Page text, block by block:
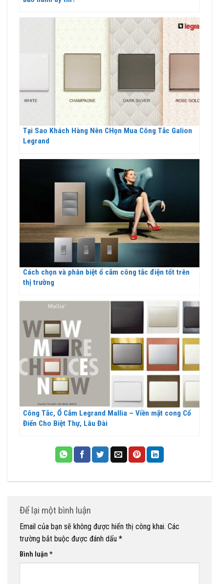
Tại Sao Khách Hàng Nên CHọn Mua Công Tắc Galion
Legrand
Cách chọn và phân biệt ổ cắm công tắc điện tốt trên
thị trường
Công Tắc, Ổ Cắm Legrand Mallia – Viền mặt cong Cổ
Điển Cho Biệt Thự, Lâu Đài
Để lại một bình luận
Email của bạn sẽ không được hiển thị công khai. Các
trường bắt buộc được đánh dấu *
Bình luận *